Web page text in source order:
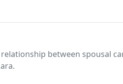
between spousal